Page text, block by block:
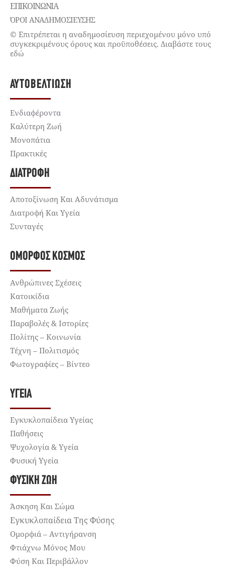
ΕΠΙΚΟΙΝΩΝΊΑ
ΌΡΟΙ ΑΝΑΔΗΜΟΣΙΕΥΣΗΣ
© Επιτρέπεται η αναδημοσίευση περιεχομένου μόνο υπό
συγκεκριμένους όρους και προϋποθέσεις. Διαβάστε τους
εδώ
ΑΥΤΟΒΕΛΤΊΩΣΗ
Ενδιαφέροντα
Καλύτερη Ζωή
Μονοπάτια
Πρακτικές
ΔΙΑΤΡΟΦΉ
Αποτοξίνωση Και Αδυνάτισμα
Διατροφή Και Υγεία
Συνταγές
ΌΜΟΡΦΟΣ ΚΌΣΜΟΣ
Ανθρώπινες Σχέσεις
Κατοικίδια
Μαθήματα Ζωής
Παραβολές & Ιστορίες
Πολίτης – Κοινωνία
Τέχνη – Πολιτισμός
Φωτογραφίες – Βίντεο
ΥΓΕΊΑ
Εγκυκλοπαίδεια Υγείας
Παθήσεις
Ψυχολογία & Υγεία
Φυσική Υγεία
ΦΥΣΙΚΉ ΖΩΉ
Άσκηση Και Σώμα
Εγκυκλοπαίδεια Της Φύσης
Ομορφιά – Αντιγήρανση
Φτιάχνω Μόνος Μου
Φύση Και Περιβάλλον